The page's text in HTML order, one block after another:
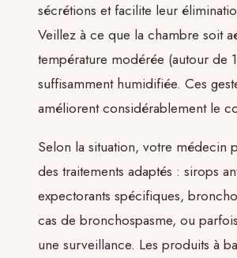
sécrétions et facilite leur
Veillez à ce que la chambre soit
température modérée (autour de
suffisamment humidifiée. Ces
améliorent considérablement le
Selon la situation, votre médecin
des traitements adaptés : sirops
expectorants spécifiques,
cas de bronchospasme, ou
une surveillance. Les produits à